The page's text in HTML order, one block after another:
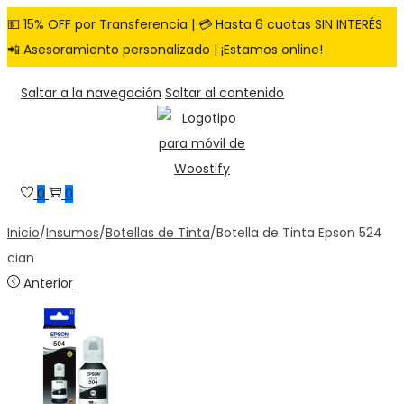
💵 15% OFF por Transferencia | 💳 Hasta 6 cuotas SIN INTERÉS
📲 Asesoramiento personalizado | ¡Estamos online!
Saltar a la navegación Saltar al contenido
0 0
Inicio/Insumos/Botellas de Tinta/Botella de Tinta Epson 524
cian
Anterior